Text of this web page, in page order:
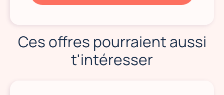
Ces offres pourraient aussi
t'intéresser